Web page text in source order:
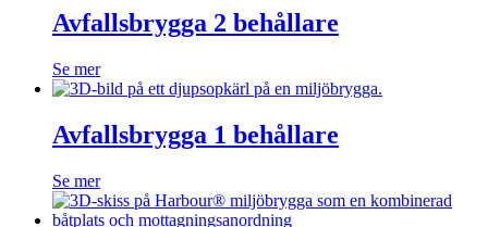
Avfallsbrygga 2 behållare
Se mer
Avfallsbrygga 1 behållare
Se mer